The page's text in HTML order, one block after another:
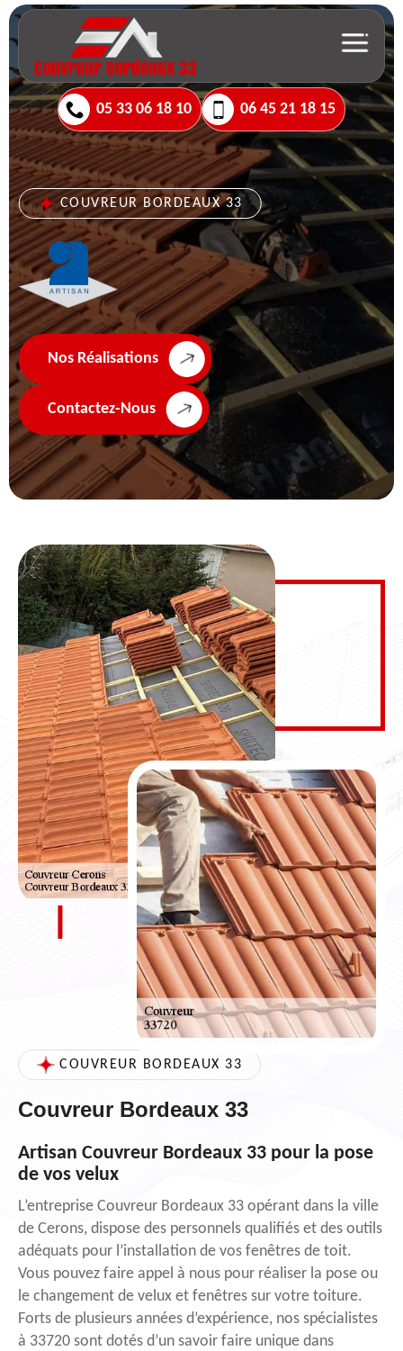
05 33 06 18 10 06 45 21 18 15
COUVREUR BORDEAUX 33
Nos Réalisations
Contactez-Nous
COUVREUR BORDEAUX 33
Couvreur Bordeaux 33
Artisan Couvreur Bordeaux 33 pour la pose
de vos velux
L’entreprise Couvreur Bordeaux 33 opérant dans la ville
de Cerons, dispose des personnels qualifiés et des outils
adéquats pour l’installation de vos fenêtres de toit.
Vous pouvez faire appel à nous pour réaliser la pose ou
le changement de velux et fenêtres sur votre toiture.
Forts de plusieurs années d’expérience, nos spécialistes
à 33720 sont dotés d’un savoir faire unique dans